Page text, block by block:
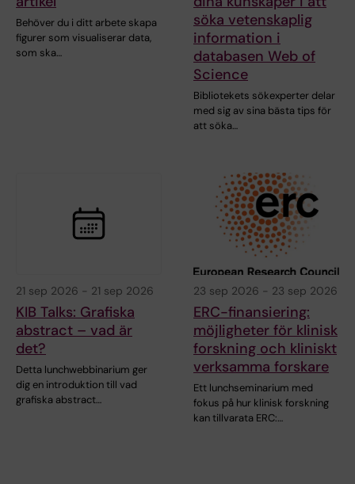
Behöver du i ditt arbete skapa
figurer som visualiserar data,
som ska…
söka vetenskaplig
information i
databasen Web of
Science
Bibliotekets sökexperter delar
med sig av sina bästa tips för
att söka…
21 sep 2026 - 21 sep 2026
KIB Talks: Grafiska
abstract – vad är
det?
Detta lunchwebbinarium ger
dig en introduktion till vad
grafiska abstract…
23 sep 2026 - 23 sep 2026
ERC-finansiering:
möjligheter för klinisk
forskning och kliniskt
verksamma forskare
Ett lunchseminarium med
fokus på hur klinisk forskning
kan tillvarata ERC:…